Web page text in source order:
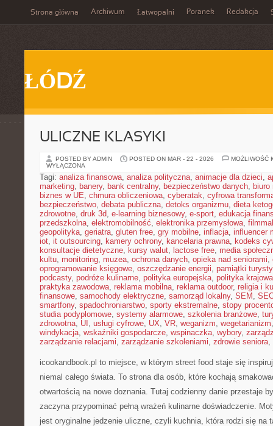
Strona główna Archiwum Łatwopalni Poranek Redakcja
ŁÓDŹ
ULICZNE KLASYKI
POSTED BY ADMIN POSTED ON MAR - 22 - 2026
MOŻLIWOŚĆ
WYŁĄCZONA
Tagi: analiza finansowa, analiza polityczna, animacje dla dzieci,
marketing, banery, bank centralny, bezpieczeństwo danych, biuro
biznes w UE, chmura obliczeniowa, cyberatak, cyfrowa
bezpieczeństwo, debata publiczna, detoks organizmu, dieta
zdrowotne, druk 3d, e-learning biznesowy, e-sport, edukacja
przedszkolna, elektromobilność, elektronika przemysłowa,
geopolityka, geriatra, gluten free, gry mobilne, inflacja, influencer
iot, it outsourcing, kamery ochrony, kancelaria prawna, kodeks
konsultacje dietetyczne, kursy walut, lactose free, media
kultu, monitoring, muzea, ochrona danych, opieka nad seniorami,
oprogramowanie księgowe, oszczędzanie energii, pamiątki
podcasty, podróże kulinarne, polityka europejska, polityka krajowa
praktyka zawodowa, reklama mobilna, reklama outdoor, religia i
finansowe, samochody elektryczne, samorząd lokalny, SEM ,
smartfony, spadochroniarstwo, sporty ekstremalne, stopy
studia podyplomowe, systemy alarmowe, szkolenia branżowe,
zdrowotna, UI , usługi cyfrowe, UX, VR, weganizm, wegetarianizm
windykacja, wskaźniki gospodarcze, wspinaczka, wybory,
zarządzanie relacjami, zarządzanie szkoleniami, zdrowie seniora,
icookandbook.pl to miejsce, w którym street food staje się
niemal całego świata. To strona dla osób, które kochają
otwartością na nowe doznania. Tutaj codzienny danie przestaje
zaczyna przypominać pełną wrażeń kulinarne doświadczenie.
jest oryginalne jedzenie uliczne, czyli kuchnia, która rodzi się na